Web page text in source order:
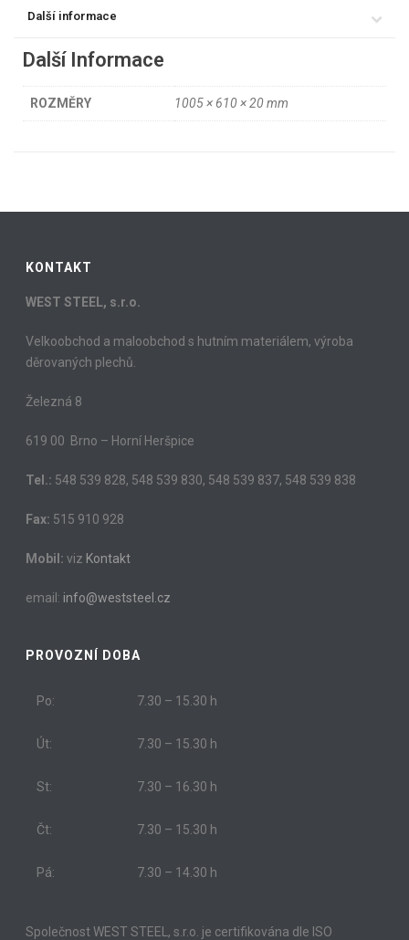
Další informace
Další Informace
ROZMĚRY 1005 × 610 × 20 mm
KONTAKT
WEST STEEL, s.r.o.
Velkoobchod a maloobchod s hutním materiálem, výroba
děrovaných plechů.
Železná 8
619 00 Brno – Horní Heršpice
Tel.: 548 539 828, 548 539 830, 548 539 837, 548 539 838
Fax: 515 910 928
Mobil: viz Kontakt
email: info@weststeel.cz
PROVOZNÍ DOBA
Po: 7.30 – 15.30 h
Út: 7.30 – 15.30 h
St: 7.30 – 16.30 h
Čt: 7.30 – 15.30 h
Pá: 7.30 – 14.30 h
Společnost WEST STEEL, s.r.o. je certifikována dle ISO